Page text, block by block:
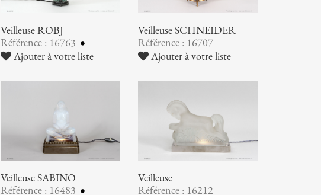
Veilleuse ROBJ
Référence : 16763
Ajouter à votre liste
Veilleuse SCHNEIDER
Référence : 16707
Ajouter à votre liste
Veilleuse SABINO
Référence : 16483
Veilleuse
Référence : 16212